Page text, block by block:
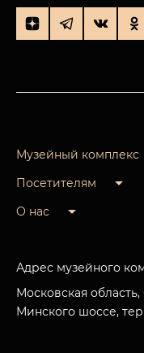
Музейный комплекс
Посетителям
О нас
Адрес музейного
Московская
Минского шоссе,